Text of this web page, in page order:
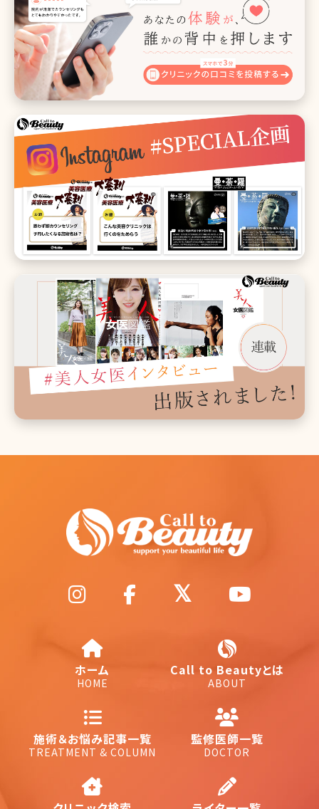
ホーム
HOME
Call to Beautyとは
ABOUT
施術＆お悩み記事一覧
TREATMENT & COLUMN
監修医師一覧
DOCTOR